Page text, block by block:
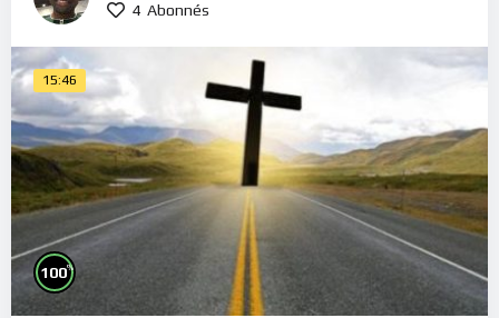
4 Abonnés
15:46
100%